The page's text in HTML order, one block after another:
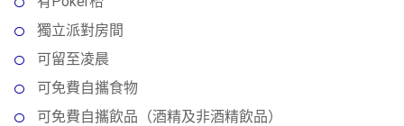
即
即
煮
子
活
動
獨立派對房間
可留至凌晨
可免費自攜食物
可免費自攜飲品（酒精及非酒精飲品）